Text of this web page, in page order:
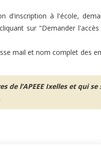
d'inscription à l'école,
sur "Demander
mail et nom complet des
de l’APEEE Ixelles et qui se